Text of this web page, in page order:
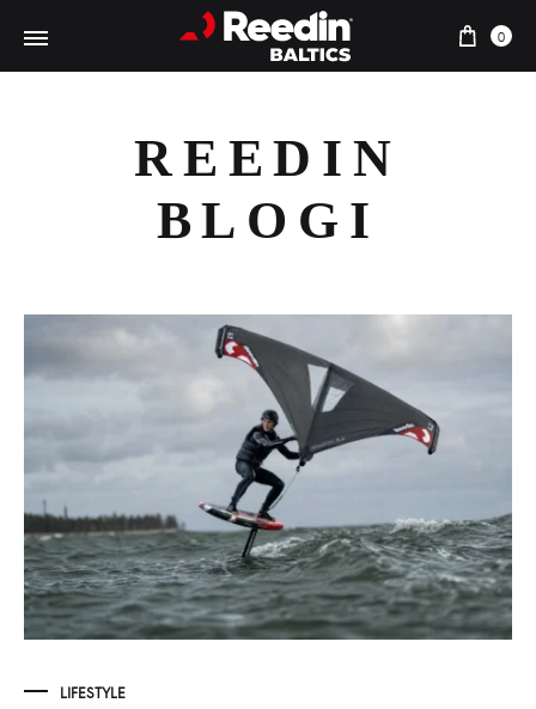
0
REEDIN
BLOGI
LIFESTYLE